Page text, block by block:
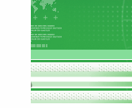
25